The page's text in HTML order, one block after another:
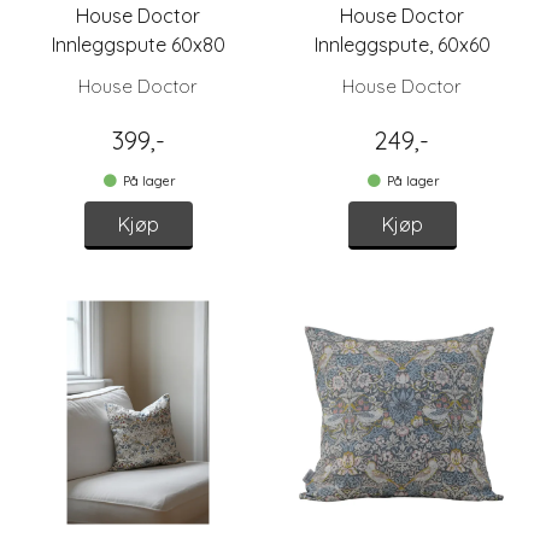
House Doctor
Innleggspute 60x80
House Doctor
399,-
På lager
Kjøp
House Doctor
Innleggspute, 60x60
House Doctor
249,-
På lager
Kjøp